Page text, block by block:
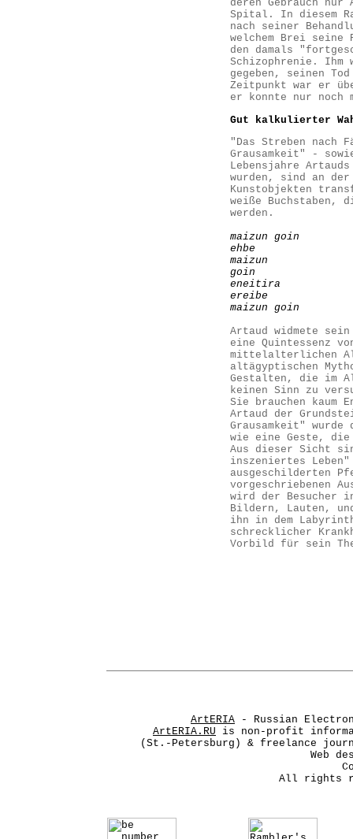
deren Gebrauch
Spital. In diesem
nach seiner
welchem Brei seine
den damals
Schizophrenie.
gegeben, seinen
Zeitpunkt war er
er konnte nur noch
Gut kalkulierter
"Das Streben
Grausamkeit" -
Lebensjahre
wurden, sind an
Kunstobjekten
weiße Buchstaben,
werden.
maizun goin
ehbe
maizun
goin
eneitira
ereibe
maizun goin
Artaud widmete
eine Quintessenz
mittelalterlichen
altägyptischen
Gestalten, die im
keinen Sinn zu
Sie brauchen
Artaud der
Grausamkeit"
wie eine Geste,
Aus dieser Sicht
inszeniertes
ausgeschilderten
vorgeschriebenen
wird der Besucher
Bildern, Lauten,
ihn in dem
schrecklicher
Vorbild für sein
ArtERIA - Russian
ArtERIA.RU is non-profit
(St.-Petersburg) & freelance
Web
All rights